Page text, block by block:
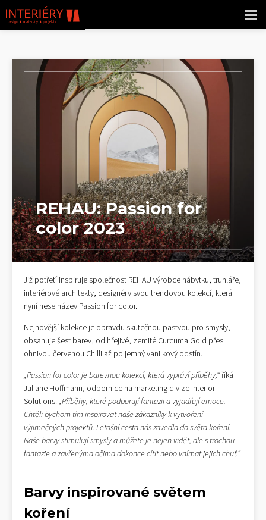
REHAU: Passion for
color 2023
Již potřetí inspiruje společnost REHAU výrobce nábytku, truhláře,
interiérové architekty, designéry svou trendovou kolekcí, která
nyní nese název Passion for color.
Nejnovější kolekce je opravdu skutečnou pastvou pro smysly,
obsahuje šest barev, od hřejivé, zemité Curcuma Gold přes
ohnivou červenou Chilli až po jemný vanilkový odstín.
„Passion for color je barevnou kolekcí, která vypráví příběhy,“ říká
Juliane Hoffmann, odbornice na marketing divize Interior
Solutions. „Příběhy, které podporují fantazii a vyjadřují emoce.
Chtěli bychom tím inspirovat naše zákazníky k vytvoření
výjimečných projektů. Letošní cesta nás zavedla do světa koření.
Naše barvy stimulují smysly a můžete je nejen vidět, ale s trochou
fantazie a zavřenýma očima dokonce cítit nebo vnímat jejich chuť.“
Barvy inspirované světem
koření